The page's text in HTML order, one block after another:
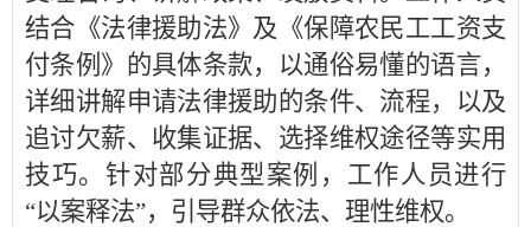
结合《法律援助法》及《保障农民工工资支
付条例》的具体条款，以通俗易懂的语言，
详细讲解申请法律援助的条件、流程，以及
追讨欠薪、收集证据、选择维权途径等实用
技巧。针对部分典型案例，工作人员进行
“以案释法”，引导群众依法、理性维权。